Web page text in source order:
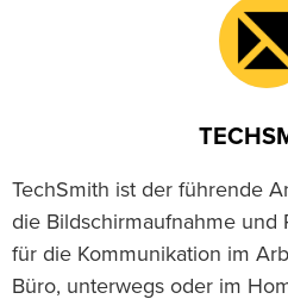
TechSmith ist der führende
die Bildschirmaufnahme und
für die Kommunikation im
Büro, unterwegs oder im